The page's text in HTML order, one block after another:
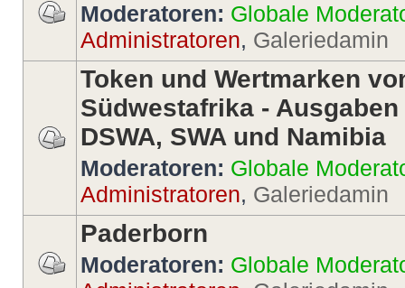
Moderatoren: Globale
Administratoren, Galeriedamin
Token und Wertmarken
Südwestafrika -
DSWA, SWA und Namibia
Moderatoren: Globale
Administratoren, Galeriedamin
Paderborn
Moderatoren: Globale